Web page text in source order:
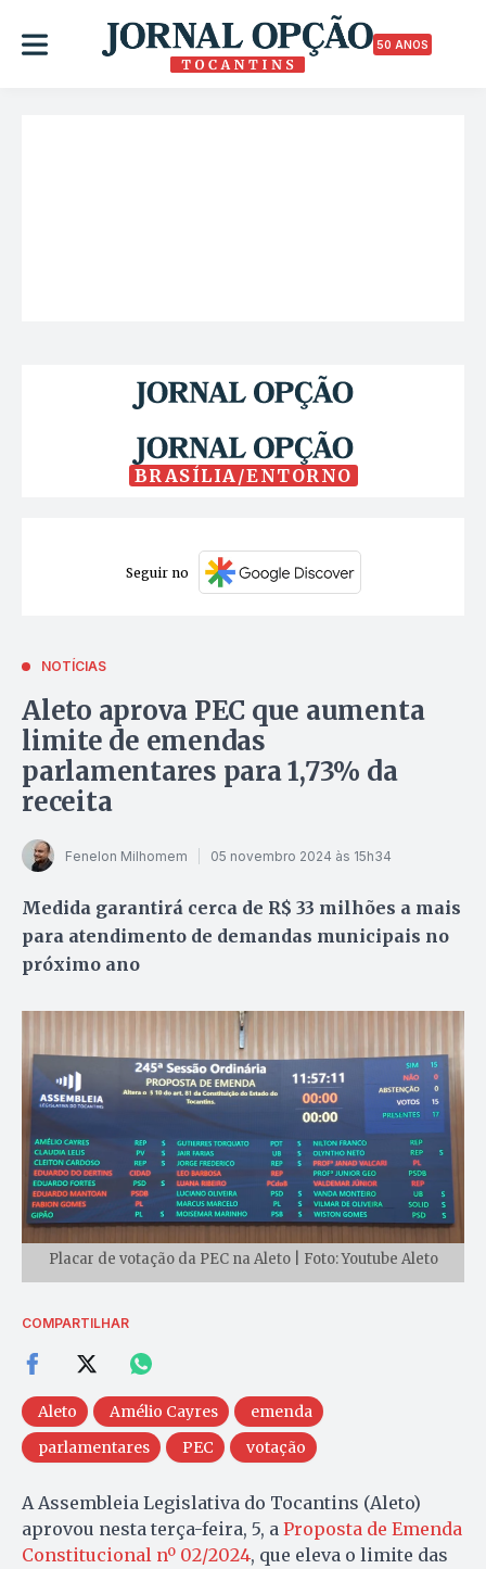
50 ANOS
BRASÍLIA/ENTORNO
Seguir no
NOTÍCIAS
Aleto aprova PEC que aumenta
limite de emendas
parlamentares para 1,73% da
receita
Fenelon Milhomem 05 novembro 2024 às 15h34
Medida garantirá cerca de R$ 33 milhões a mais
para atendimento de demandas municipais no
próximo ano
Placar de votação da PEC na Aleto | Foto: Youtube Aleto
COMPARTILHAR
Aleto Amélio Cayres
emenda
parlamentares
PEC votação
A Assembleia Legislativa do Tocantins (Aleto)
aprovou nesta terça-feira, 5, a Proposta de Emenda
Constitucional nº 02/2024, que eleva o limite das